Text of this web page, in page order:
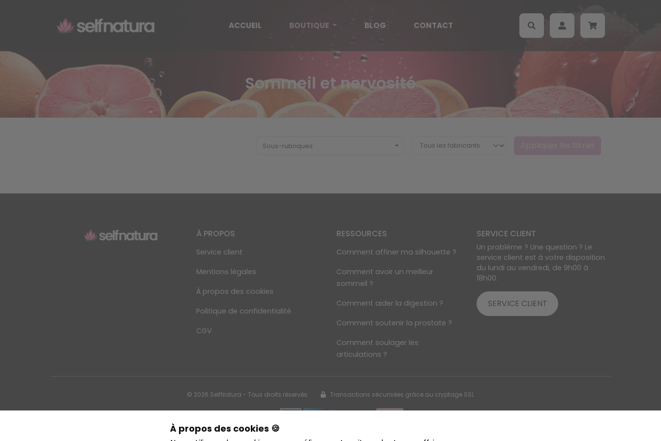
ACCUEIL BOUTIQUE BLOG CONTACT
Sommeil et nervosité
Sous-rubriques
À PROPOS
Service client
Mentions légales
À propos des cookies
Politique de confidentialité
CGV
RESSOURCES
Comment affiner ma silhouette ?
Comment avoir un meilleur
sommeil ?
Comment aider la digestion ?
Comment soutenir la prostate ?
Comment soulager les
articulations ?
SERVICE CLIENT
Un problème ? Une question ? Le
service client est à votre disposition
du lundi au vendredi, de 9h00 à
18h00.
SERVICE CLIENT
© 2026 SelfNatura - Tous droits réservés Transactions sécurisées grâce au cryptage SSL
À propos des cookies 🍪